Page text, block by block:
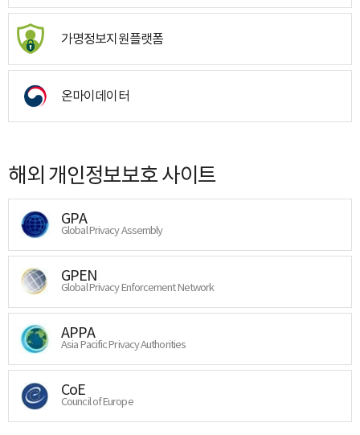
가명정보지원플랫폼
온마이데이터
해외 개인정보보호 사이트
GPA
Global Privacy Assembly
GPEN
Global Privacy Enforcement Network
APPA
Asia Pacific Privacy Authorities
CoE
Council of Europe